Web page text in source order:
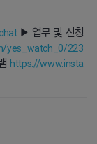
▶ 업무 및 신청
yes_watch_0/223
https://www.insta